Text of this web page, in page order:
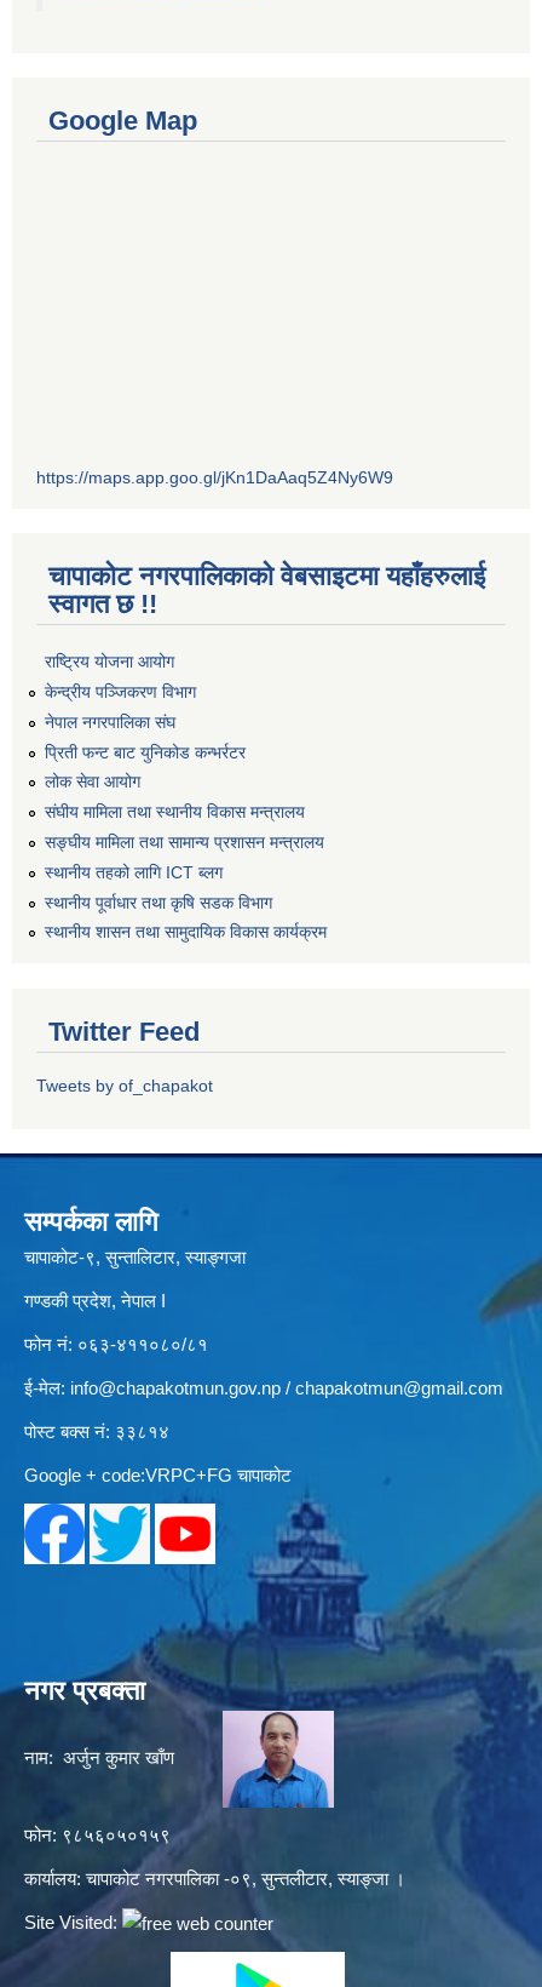
Google Map
https://maps.app.goo.gl/jKn1DaAaq5Z4Ny6W9
चापाकोट नगरपालिकाको वेबसाइटमा यहाँहरुलाई
स्वागत छ !!
राष्ट्रिय योजना आयोग
केन्द्रीय पञ्जिकरण विभाग
नेपाल नगरपालिका संघ
प्रिती फन्ट बाट युनिकोड कन्भर्रटर
लोक सेवा आयोग
संघीय मामिला तथा स्थानीय विकास मन्त्रालय
सङ्घीय मामिला तथा सामान्य प्रशासन मन्त्रालय
स्थानीय तहको लागि ICT ब्लग
स्थानीय पूर्वाधार तथा कृषि सडक विभाग
स्थानीय शासन तथा सामुदायिक विकास कार्यक्रम
Twitter Feed
Tweets by of_chapakot
सम्पर्कका लागि
चापाकोट-९, सुन्तालिटार, स्याङ्गजा
गण्डकी प्रदेश, नेपाल I
फोन नं: ०६३-४११०८०/८१
ई-मेल: info@chapakotmun.gov.np / chapakotmun@gmail.com
पोस्ट बक्स नं: ३३८१४
Google + code:VRPC+FG चापाकोट
नगर प्रबक्ता
नाम: अर्जुन कुमार खाँण
फोन: ९८५६०५०१५९
कार्यालय: चापाकोट नगरपालिका -०९, सुन्तलीटार, स्याङ्जा ।
Site Visited: